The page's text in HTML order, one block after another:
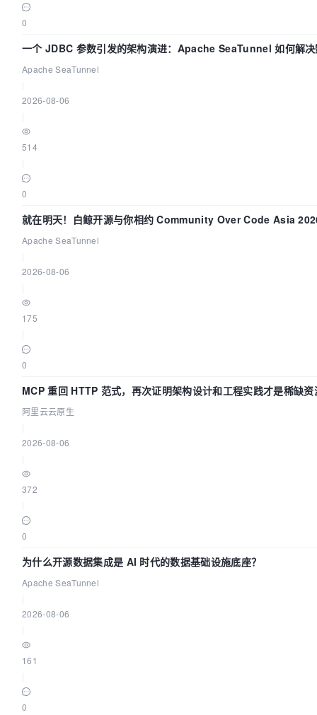
0
一个 JDBC 参数引发的架构演进：Apache SeaTunnel 如何解
Apache SeaTunnel
2026-08-06
514
0
就在明天！白鲸开源与你相约 Community Over Code Asia
Apache SeaTunnel
2026-08-06
175
0
MCP 重回 HTTP 范式，再次证明架构设计和工程实践才是稀缺资
阿里云云原生
2026-08-06
372
0
为什么开源数据集成是 AI 时代的数据基础设施底座？
Apache SeaTunnel
2026-08-06
161
0